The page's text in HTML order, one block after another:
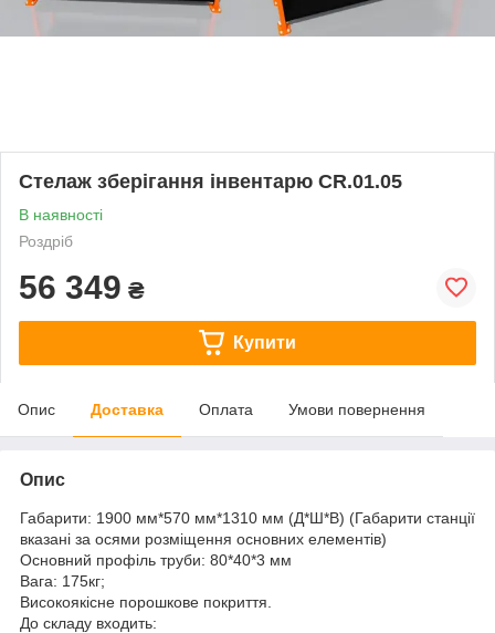
Стелаж зберігання інвентарю СR.01.05
В наявності
Роздріб
56 349 ₴
Купити
Опис Доставка Оплата Умови повернення
Опис
Габарити: 1900 мм*570 мм*1310 мм (Д*Ш*В) (Габарити станції
вказані за осями розміщення основних елементів)
Основний профіль труби: 80*40*3 мм
Вага: 175кг;
Високоякісне порошкове покриття.
До складу входить: